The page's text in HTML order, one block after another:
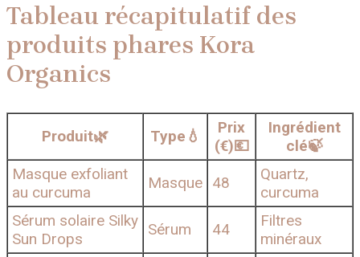
Tableau récapitulatif des
produits phares Kora
Organics
Produit🌿 Type💧
Prix
(€)💶
Ingrédient
clé🍃
Masque exfoliant
au curcuma
Masque 48
Quartz,
curcuma
Sérum solaire Silky
Sun Drops
Sérum 44
Filtres
minéraux